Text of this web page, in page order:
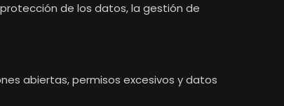
de los datos, la gestión de
abiertas, permisos excesivos y datos